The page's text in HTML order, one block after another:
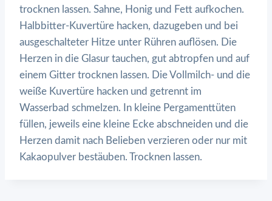
trocknen lassen. Sahne, Honig und Fett aufkochen.
Halbbitter-Kuvertüre hacken, dazugeben und bei
ausgeschalteter Hitze unter Rühren auflösen. Die
Herzen in die Glasur tauchen, gut abtropfen und auf
einem Gitter trocknen lassen. Die Vollmilch- und die
weiße Kuvertüre hacken und getrennt im
Wasserbad schmelzen. In kleine Pergamenttüten
füllen, jeweils eine kleine Ecke abschneiden und die
Herzen damit nach Belieben verzieren oder nur mit
Kakaopulver bestäuben. Trocknen lassen.